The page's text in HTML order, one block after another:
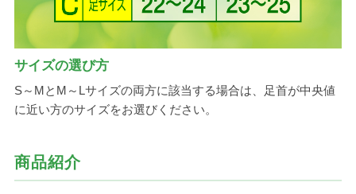
サイズの選び方
S～MとM～Lサイズの両方に該当する場合は、足首が中央値
に近い方のサイズをお選びください。
商品紹介